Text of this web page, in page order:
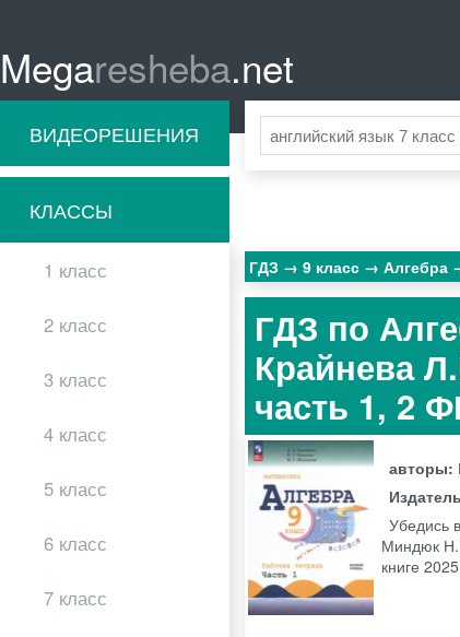
Megaresheba.net
ВИДЕОРЕШЕНИЯ
КЛАССЫ
1 класс
2 класс
3 класс
4 класс
5 класс
6 класс
7 класс
ГДЗ 9 класс Алгебра
ГДЗ по
Крайнева
часть 1, 2
авторы:
Убедись
Миндюк
книге